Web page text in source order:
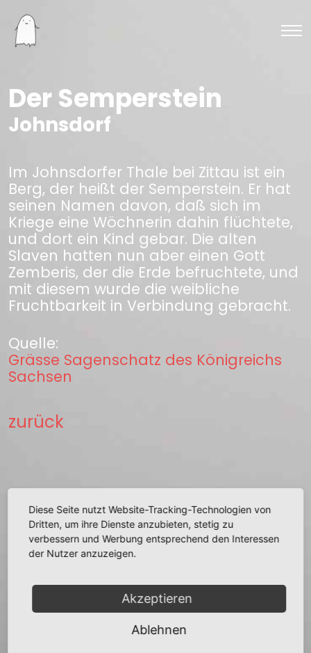
Der Semperstein
Johnsdorf
Im Johnsdorfer Thale bei Zittau ist ein
Berg, der heißt der Semperstein. Er hat
seinen Namen davon, daß sich im
Kriege eine Wöchnerin dahin flüchtete,
und dort ein Kind gebar. Die alten
Slaven hatten nun aber einen Gott
Zemberis, der die Erde befruchtete, und
mit diesem wurde die weibliche
Fruchtbarkeit in Verbindung gebracht.
Quelle:
Grässe Sagenschatz des Königreichs
Sachsen
zurück
+
−
Diese Seite nutzt Website-Tracking-Technologien von
Dritten, um ihre Dienste anzubieten, stetig zu
verbessern und Werbung entsprechend den Interessen
der Nutzer anzuzeigen.
Akzeptieren
Ablehnen